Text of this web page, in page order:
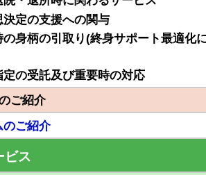
決定の支援への関与
身柄の引取り(終身サポート最適化
の受託及び重要時の対応
ご紹介
のご紹介
ビス